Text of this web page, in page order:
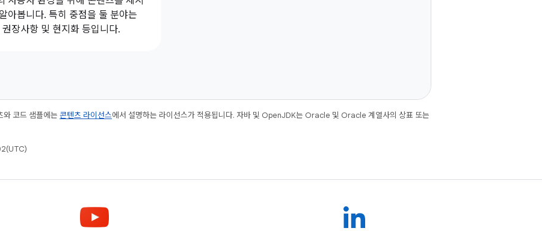
아봅니다. 특히 중점을 둘 분야는
권장사항 및 현지화 등입니다.
와 코드 샘플에는 콘텐츠 라이선스에서 설명하는 라이선스가 적용됩니다. 자바 및 OpenJDK는 Oracle 및 Oracle 계열사의 상표 또는